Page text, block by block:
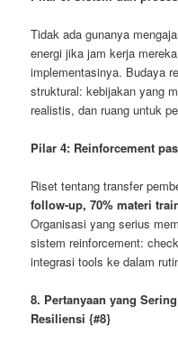
Tidak ada gunanya
energi jika jam kerja
implementasinya. Budaya
struktural: kebijakan yang
realistis, dan ruang untuk
Pilar 4: Reinforcement
Riset tentang transfer
follow-up, 70% materi
Organisasi yang serius
sistem reinforcement:
integrasi tools ke dalam
8. Pertanyaan yang
Resiliensi {#8}